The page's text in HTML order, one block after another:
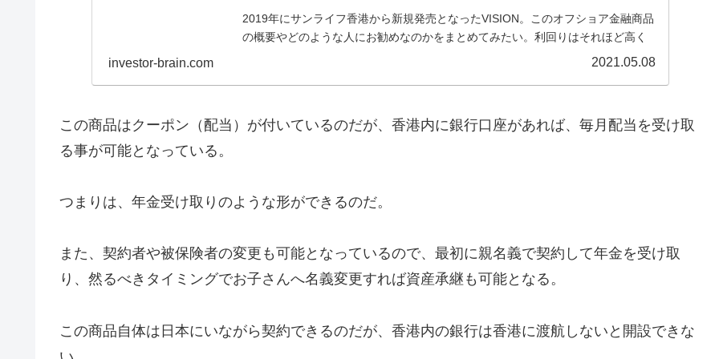
2019年にサンライフ香港から新規発売となったVISION。このオフショア金融商品
の概要やどのような人にお勧めなのかをまとめてみたい。利回りはそれほど高く
investor-brain.com 2021.05.08
この商品はクーポン（配当）が付いているのだが、香港内に銀行口座があれば、毎月配当を受け取
る事が可能となっている。
つまりは、年金受け取りのような形ができるのだ。
また、契約者や被保険者の変更も可能となっているので、最初に親名義で契約して年金を受け取
り、然るべきタイミングでお子さんへ名義変更すれば資産承継も可能となる。
この商品自体は日本にいながら契約できるのだが、香港内の銀行は香港に渡航しないと開設できな